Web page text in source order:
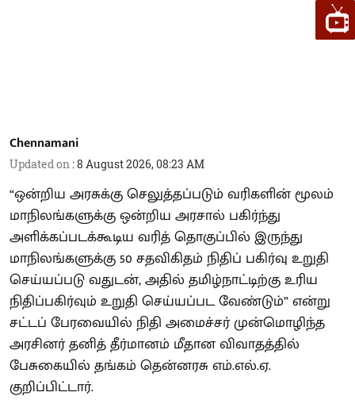
Chennamani
Updated on :8 August 2026, 08:23 AM
“ஒன்றிய அரசுக்கு செலுத்தப்படும் வரிகளின் மூலம்
மாநிலங்களுக்கு ஒன்றிய அரசால் பகிர்ந்து
அளிக்கப்படக்கூடிய வரித் தொகுப்பில் இருந்து
மாநிலங்களுக்கு 50 சதவிகிதம் நிதிப் பகிர்வு உறுதி
செய்யப்படு வதுடன், அதில் தமிழ்நாட்டிற்கு உரிய
நிதிப்பகிர்வும் உறுதி செய்யப்பட வேண்டும்” என்று
சட்டப் பேரவையில் நிதி அமைச்சர் முன்மொழிந்த
அரசினர் தனித் தீர்மானம் மீதான விவாதத்தில்
பேசுகையில் தங்கம் தென்னரசு எம்.எல்.ஏ.
குறிப்பிட்டார்.